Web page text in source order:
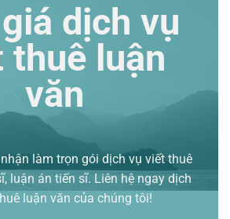
dịch vụ
thuê luận
văn
nhận làm trọn gói dịch vụ viết thuê
, luận án tiến sĩ. Liên hệ ngay dịch
luận văn của chúng tôi!